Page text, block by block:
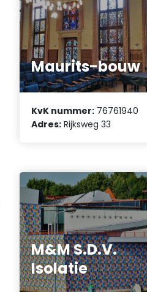
Maurits-bouw
KvK nummer: 76761940
Adres: Rijksweg 33
M&M S.D.V.
Isolatie